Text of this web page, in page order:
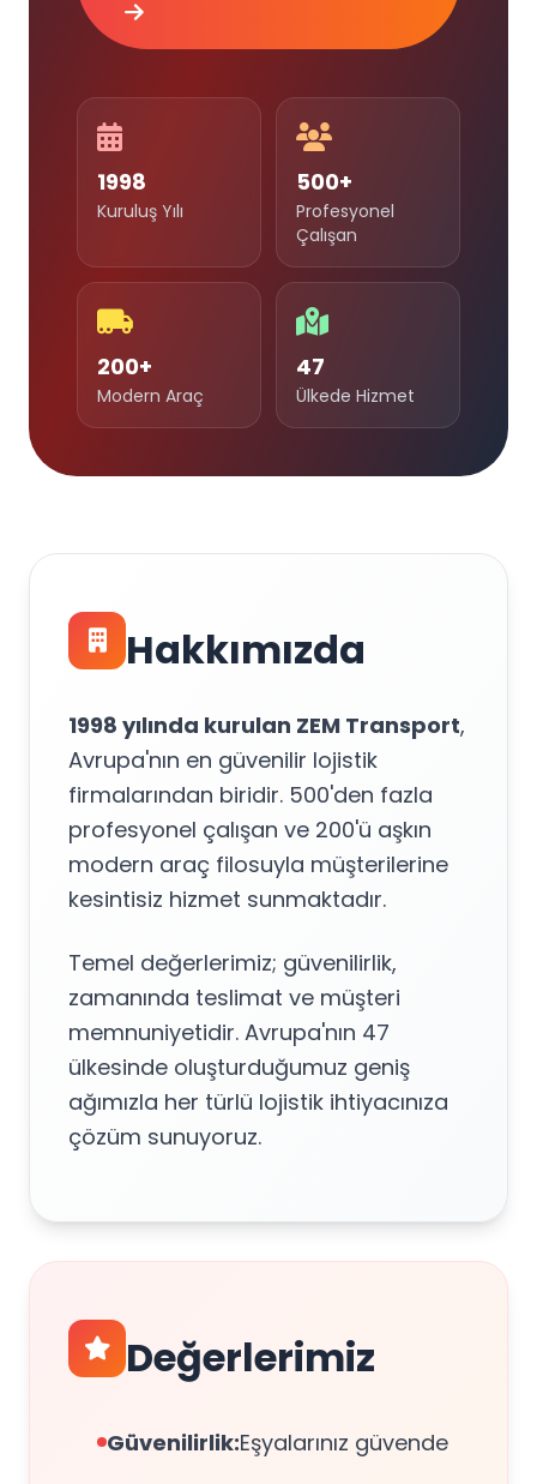
1998
Kuruluş Yılı
500+
Profesyonel
Çalışan
200+
Modern Araç
47
Ülkede Hizmet
Hakkımızda
1998 yılında kurulan ZEM Transport,
Avrupa'nın en güvenilir lojistik
firmalarından biridir. 500'den fazla
profesyonel çalışan ve 200'ü aşkın
modern araç filosuyla müşterilerine
kesintisiz hizmet sunmaktadır.
Temel değerlerimiz; güvenilirlik,
zamanında teslimat ve müşteri
memnuniyetidir. Avrupa'nın 47
ülkesinde oluşturduğumuz geniş
ağımızla her türlü lojistik ihtiyacınıza
çözüm sunuyoruz.
Değerlerimiz
Güvenilirlik:Eşyalarınız güvende